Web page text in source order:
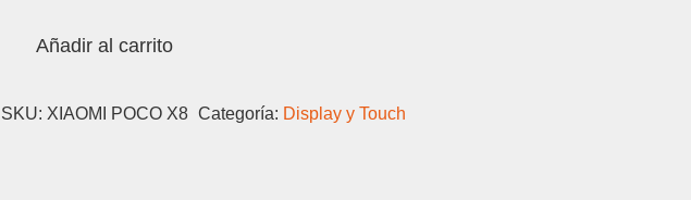
Añadir al carrito
SKU: XIAOMI POCO X8 Categoría: Display y Touch